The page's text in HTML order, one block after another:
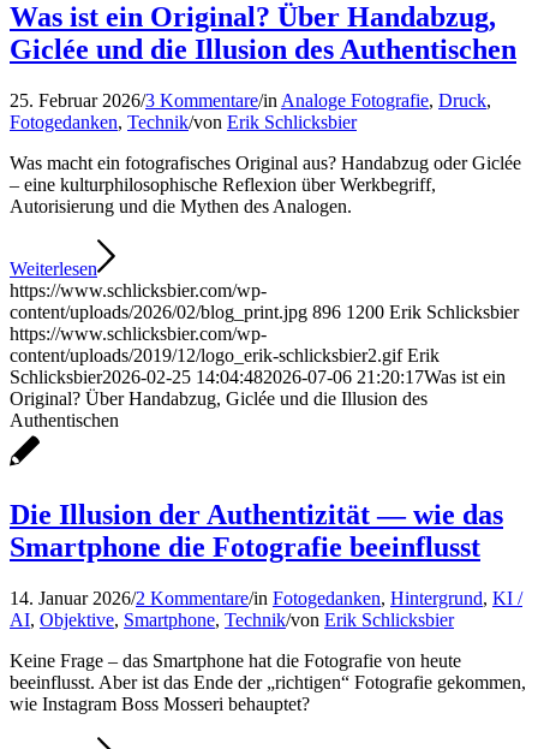
Was ist ein Original? Über Handabzug,
Giclée und die Illusion des Authentischen
25. Februar 2026/3 Kommentare/in Analoge Fotografie, Druck,
Fotogedanken, Technik/von Erik Schlicksbier
Was macht ein fotografisches Original aus? Handabzug oder Giclée
– eine kulturphilosophische Reflexion über Werkbegriff,
Autorisierung und die Mythen des Analogen.
Weiterlesen
https://www.schlicksbier.com/wp-
content/uploads/2026/02/blog_print.jpg 896 1200 Erik Schlicksbier
https://www.schlicksbier.com/wp-
content/uploads/2019/12/logo_erik-schlicksbier2.gif Erik
Schlicksbier2026-02-25 14:04:482026-07-06 21:20:17Was ist ein
Original? Über Handabzug, Giclée und die Illusion des
Authentischen
Die Illusion der Authentizität — wie das
Smartphone die Fotografie beeinflusst
14. Januar 2026/2 Kommentare/in Fotogedanken, Hintergrund, KI /
AI, Objektive, Smartphone, Technik/von Erik Schlicksbier
Keine Frage – das Smartphone hat die Fotografie von heute
beeinflusst. Aber ist das Ende der „richtigen“ Fotografie gekommen,
wie Instagram Boss Mosseri behauptet?